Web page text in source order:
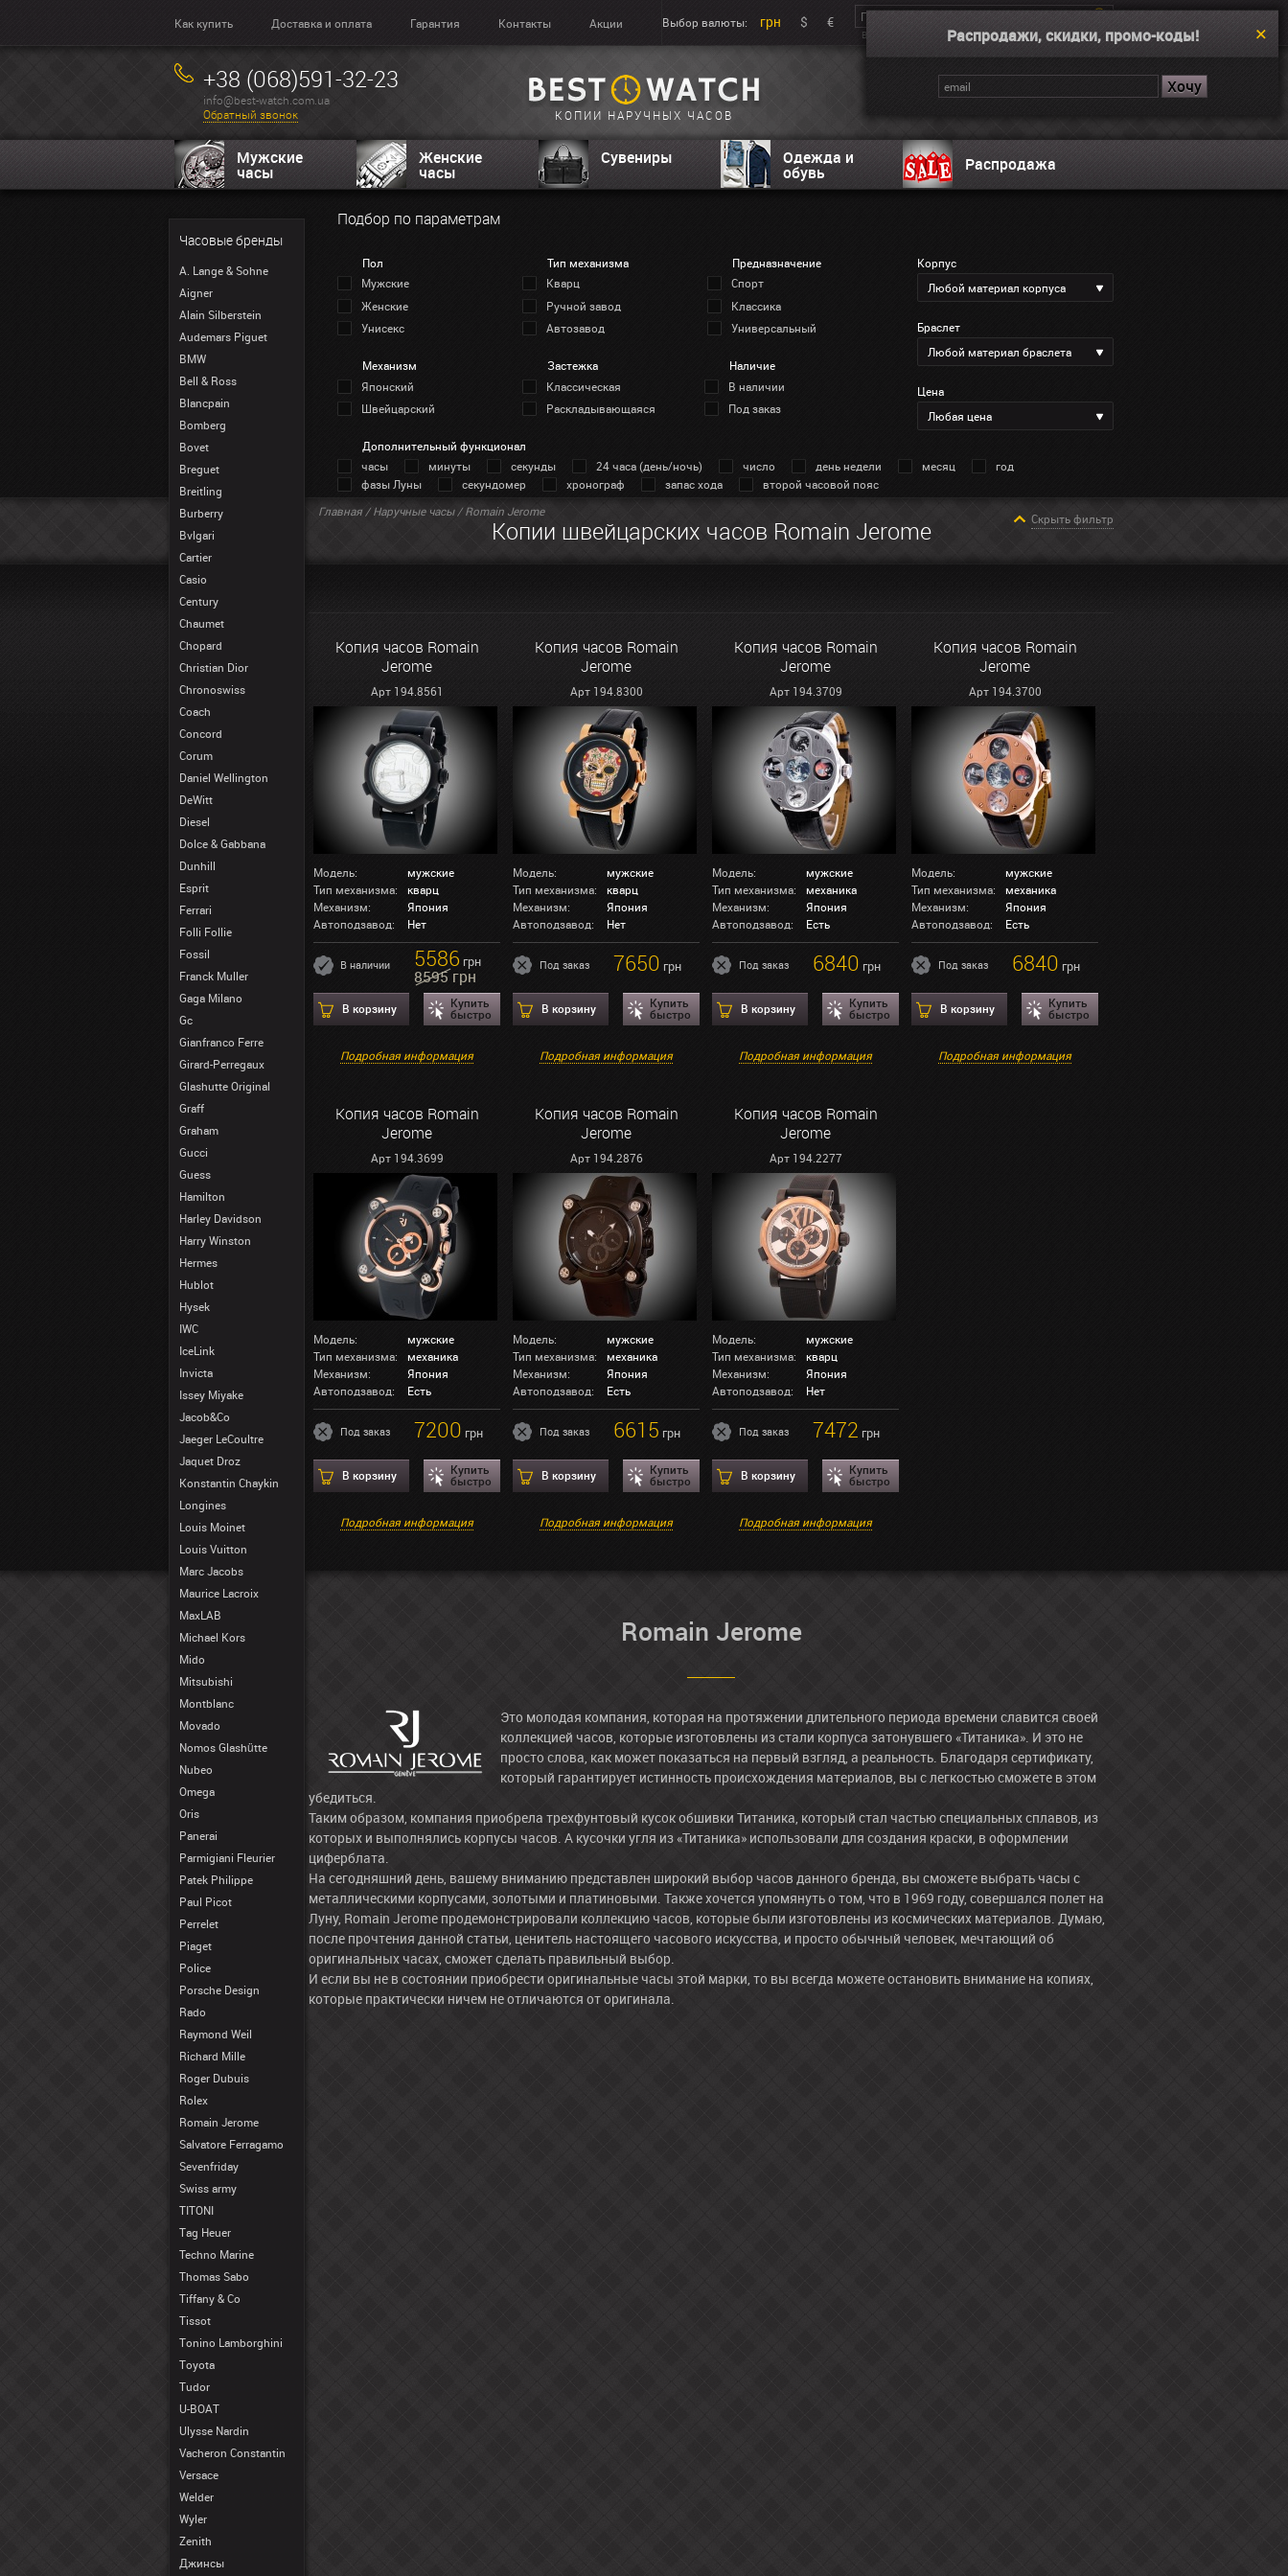
Как купить Доставка и оплата Гарантия Контакты Акции Выбор валюты: грн $ €
Введите поисковой запрос, например “Dual Time”
+38 (068)591-32-23
info@best-watch.com.ua
Обратный звонок
КОПИИ НАРУЧНЫХ ЧАСОВ
Корзина
Нет товаров
Мужские
часы
Женские
часы
Сувениры Одежда и
обувь Распродажа
Часовые бренды
A. Lange & Sohne
Aigner
Alain Silberstein
Audemars Piguet
BMW
Bell & Ross
Blancpain
Bomberg
Bovet
Breguet
Breitling
Burberry
Bvlgari
Cartier
Casio
Century
Chaumet
Chopard
Christian Dior
Chronoswiss
Coach
Concord
Corum
Daniel Wellington
DeWitt
Diesel
Dolce & Gabbana
Dunhill
Esprit
Ferrari
Folli Follie
Fossil
Franck Muller
Gaga Milano
Gc
Gianfranco Ferre
Girard-Perregaux
Glashutte Original
Graff
Graham
Gucci
Guess
Hamilton
Harley Davidson
Harry Winston
Hermes
Hublot
Hysek
IWC
IceLink
Invicta
Issey Miyake
Jacob&Co
Jaeger LeCoultre
Jaquet Droz
Konstantin Chaykin
Longines
Louis Moinet
Louis Vuitton
Marc Jacobs
Maurice Lacroix
MaxLAB
Michael Kors
Mido
Mitsubishi
Montblanc
Movado
Nomos Glashütte
Nubeo
Omega
Oris
Panerai
Parmigiani Fleurier
Patek Philippe
Paul Picot
Perrelet
Piaget
Police
Porsche Design
Rado
Raymond Weil
Richard Mille
Roger Dubuis
Rolex
Romain Jerome
Salvatore Ferragamo
Sevenfriday
Swiss army
TITONI
Tag Heuer
Techno Marine
Thomas Sabo
Tiffany & Co
Tissot
Tonino Lamborghini
Toyota
Tudor
U-BOAT
Ulysse Nardin
Vacheron Constantin
Versace
Welder
Wyler
Zenith
Джинсы
Подбор по параметрам
Пол
Мужские
Женские
Унисекс
Тип механизма
Кварц
Ручной завод
Автозавод
Предназначение
Спорт
Классика
Универсальный
Механизм
Японский
Швейцарский
Застежка
Классическая
Раскладывающаяся
Наличие
В наличии
Под заказ
Дополнительный функционал
часы
минуты секунды 24 часа (день/ночь) число день недели месяц
год
фазы Луны
секундомер хронограф запас хода второй часовой пояс
Корпус
Любой материал корпуса
Браслет
Любой материал браслета
Цена
Любая цена
Главная /Наручные часы/ Romain Jerome
Копии швейцарских часов Romain Jerome Скрыть фильтр
Копия часов Romain
Jerome
Арт 194.8561
Модель:
мужские
Тип механизма:
кварц
Механизм:
Япония
Автоподзавод:
Нет
В наличии 5586 грн
8595 грн
В корзину Купить
быстро
Подробная информация
Копия часов Romain
Jerome
Арт 194.8300
Модель:
мужские
Тип механизма:
кварц
Механизм:
Япония
Автоподзавод:
Нет
Под заказ 7650 грн
В корзину Купить
быстро
Подробная информация
Копия часов Romain
Jerome
Арт 194.3709
Модель:
мужские
Тип механизма:
механика
Механизм:
Япония
Автоподзавод:
Есть
Под заказ 6840 грн
В корзину Купить
быстро
Подробная информация
Копия часов Romain
Jerome
Арт 194.3700
Модель:
мужские
Тип механизма:
механика
Механизм:
Япония
Автоподзавод:
Есть
Под заказ 6840 грн
В корзину Купить
быстро
Подробная информация
Копия часов Romain
Jerome
Арт 194.3699
Модель:
мужские
Тип механизма:
механика
Механизм:
Япония
Автоподзавод:
Есть
Под заказ 7200 грн
В корзину Купить
быстро
Подробная информация
Копия часов Romain
Jerome
Арт 194.2876
Модель:
мужские
Тип механизма:
механика
Механизм:
Япония
Автоподзавод:
Есть
Под заказ 6615 грн
В корзину Купить
быстро
Подробная информация
Копия часов Romain
Jerome
Арт 194.2277
Модель:
мужские
Тип механизма:
кварц
Механизм:
Япония
Автоподзавод:
Нет
Под заказ 7472 грн
В корзину Купить
быстро
Подробная информация
Romain Jerome
Это молодая компания, которая на протяжении длительного периода времени славится своей
коллекцией часов, которые изготовлены из стали корпуса затонувшего «Титаника». И это не
просто слова, как может показаться на первый взгляд, а реальность. Благодаря сертификату,
который гарантирует истинность происхождения материалов, вы с легкостью сможете в этом
убедиться.
Таким образом, компания приобрела трехфунтовый кусок обшивки Титаника, который стал частью специальных сплавов, из
которых и выполнялись корпусы часов. А кусочки угля из «Титаника» использовали для создания краски, в оформлении
циферблата.
На сегодняшний день, вашему вниманию представлен широкий выбор часов данного бренда, вы сможете выбрать часы с
металлическими корпусами, золотыми и платиновыми. Также хочется упомянуть о том, что в 1969 году, совершался полет на
Луну, Romain Jerome продемонстрировали коллекцию часов, которые были изготовлены из космических материалов. Думаю,
после прочтения данной статьи, ценитель настоящего часового искусства, и просто обычный человек, мечтающий об
оригинальных часах, сможет сделать правильный выбор.
И если вы не в состоянии приобрести оригинальные часы этой марки, то вы всегда можете остановить внимание на копиях,
которые практически ничем не отличаются от оригинала.
Распродажи, скидки, промо-коды!